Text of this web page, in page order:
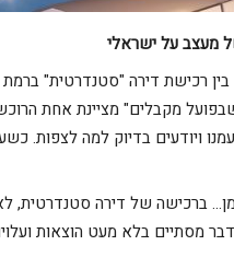
מעצב על ישראלי
רכישת דירה "סטנדרטית"
מקבלים" מציינת אחת
ויודעים בדיוק למה לצפות.
ברכישה של דירה סטנדרטית,
מסתיים בלא מעט הוצאות